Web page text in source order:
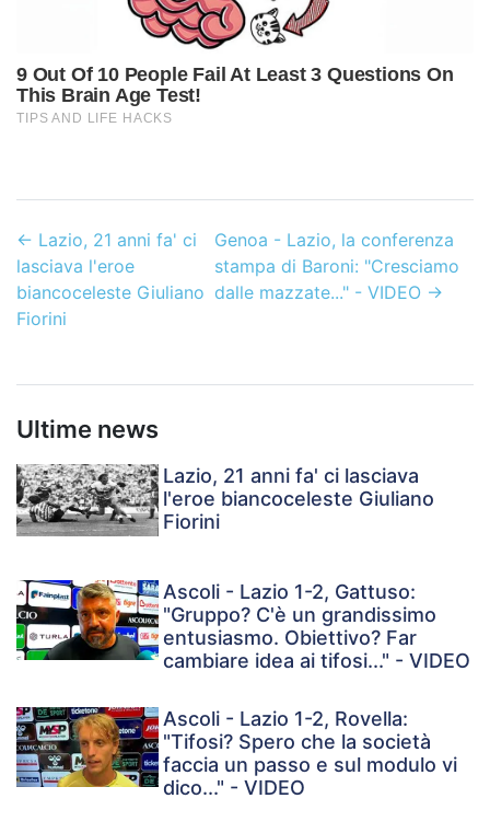
← Lazio, 21 anni fa' ci
lasciava l'eroe
biancoceleste Giuliano
Fiorini
Genoa - Lazio, la conferenza
stampa di Baroni: "Cresciamo
dalle mazzate..." - VIDEO →
Ultime news
Lazio, 21 anni fa' ci lasciava
l'eroe biancoceleste Giuliano
Fiorini
Ascoli - Lazio 1-2, Gattuso:
"Gruppo? C'è un grandissimo
entusiasmo. Obiettivo? Far
cambiare idea ai tifosi..." - VIDEO
Ascoli - Lazio 1-2, Rovella:
"Tifosi? Spero che la società
faccia un passo e sul modulo vi
dico..." - VIDEO